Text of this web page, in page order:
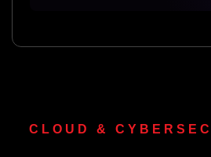
CLOUD &